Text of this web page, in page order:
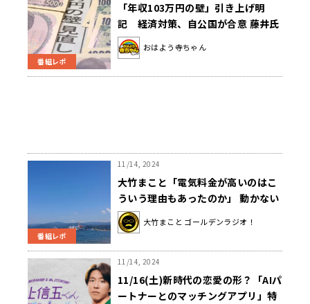
番組レポ
「年収103万円の壁」引き上げ明
記 経済対策、自公国が合意 藤井氏
「まずは一安心ですよね」
おはよう寺ちゃん
番組レポ
11/14, 2024
大竹まこと「電気料金が高いのはこ
ういう理由もあったのか」 動かない
原発を支えるもの
大竹まこと ゴールデンラジオ！
11/14, 2024
11/16(土)新時代の恋愛の形？「AIパ
ートナーとのマッチングアプリ」特